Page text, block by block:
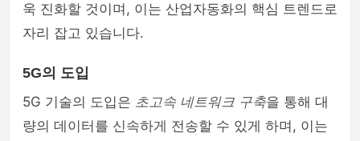
욱 진화할 것이며, 이는 산업자동화의 핵심 트렌드로
자리 잡고 있습니다.
5G의 도입
5G 기술의 도입은 초고속 네트워크 구축을 통해 대
량의 데이터를 신속하게 전송할 수 있게 하며, 이는